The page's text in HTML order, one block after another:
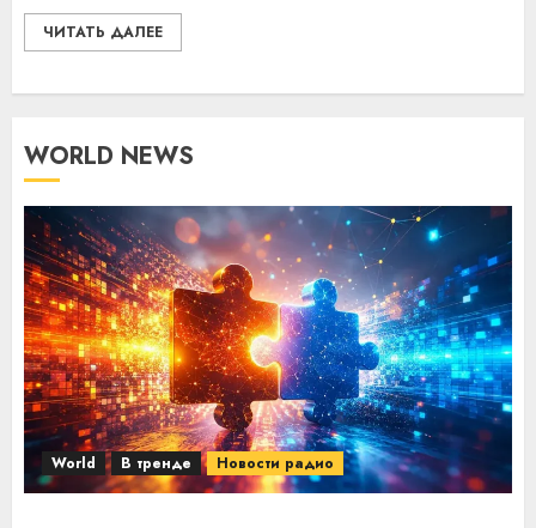
ЧИТАТЬ ДАЛЕЕ
WORLD NEWS
World В тренде Новости радио